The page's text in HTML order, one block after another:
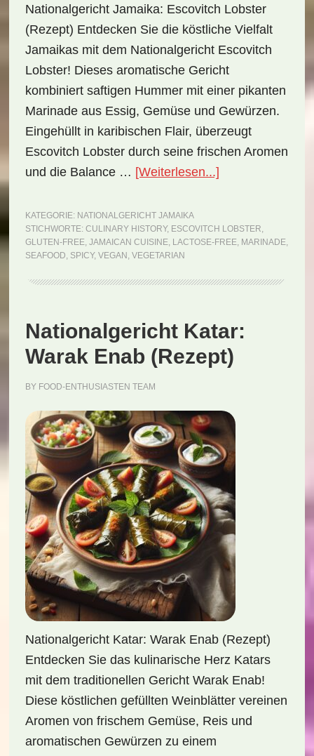
Nationalgericht Jamaika: Escovitch Lobster
(Rezept) Entdecken Sie die köstliche Vielfalt
Jamaikas mit dem Nationalgericht Escovitch
Lobster! Dieses aromatische Gericht
kombiniert saftigen Hummer mit einer pikanten
Marinade aus Essig, Gemüse und Gewürzen.
Eingehüllt in karibischen Flair, überzeugt
Escovitch Lobster durch seine frischen Aromen
und die Balance … [Weiterlesen...]
Lobster
KATEGORIE: NATIONALGERICHT JAMAIKA
STICHWORTE: CULINARY HISTORY, ESCOVITCH LOBSTER,
GLUTEN-FREE, JAMAICAN CUISINE, LACTOSE-FREE, MARINADE,
SEAFOOD, SPICY, VEGAN , VEGETARIAN
Nationalgericht Katar:
Warak Enab (Rezept)
BY FOOD-ENTHUSIASTEN TEAM
Nationalgericht Katar: Warak Enab (Rezept)
Entdecken Sie das kulinarische Herz Katars
mit dem traditionellen Gericht Warak Enab!
Diese köstlichen gefüllten Weinblätter vereinen
Aromen von frischem Gemüse, Reis und
aromatischen Gewürzen zu einem